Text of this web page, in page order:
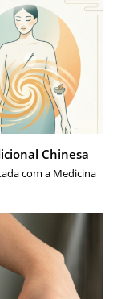
Chinesa
com a Medicina